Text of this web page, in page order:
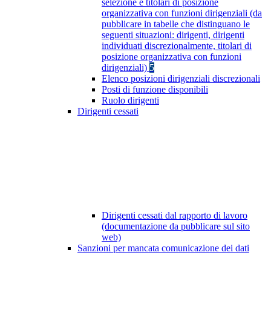
selezione e titolari di posizione
organizzativa con funzioni dirigenziali (da
pubblicare in tabelle che distinguano le
seguenti situazioni: dirigenti, dirigenti
individuati discrezionalmente, titolari di
posizione organizzativa con funzioni
dirigenziali) 5
Elenco posizioni dirigenziali discrezionali
Posti di funzione disponibili
Ruolo dirigenti
Dirigenti cessati
Dirigenti cessati dal rapporto di lavoro
(documentazione da pubblicare sul sito
web)
Sanzioni per mancata comunicazione dei dati